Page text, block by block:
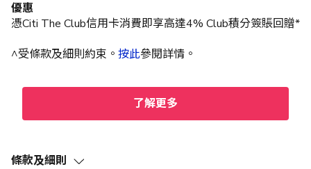
優惠
憑Citi The Club信用卡消費即享高達4% Club積分簽賬回贈*
^受條款及細則約束。 按此參閱詳情。
了解更多
條款及細則